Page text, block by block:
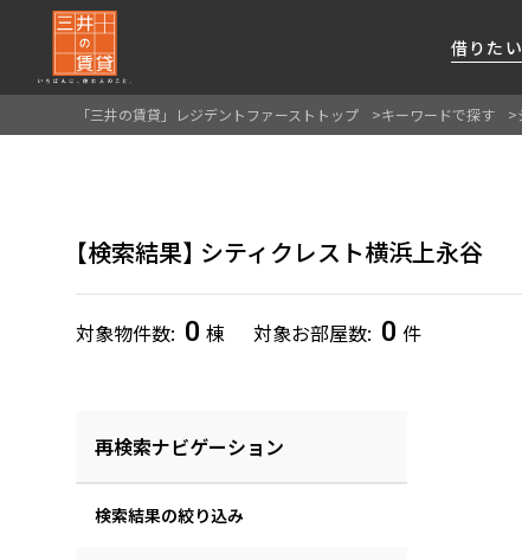
借りたい
ご提供するサービスをご紹介します
くご提案します
最適なプランをご提案します
ご相談も承ります
各種サービスをご紹介します
「三井の賃貸」レジデントファーストトップ キーワードで探す
検索結果 シティクレスト横浜上永谷
対象物件数 0 棟 対象お部屋数 0 件
再検索ナビゲーション
検索結果の絞り込み